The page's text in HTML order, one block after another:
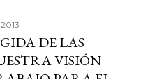
DE LAS
VISIÓN